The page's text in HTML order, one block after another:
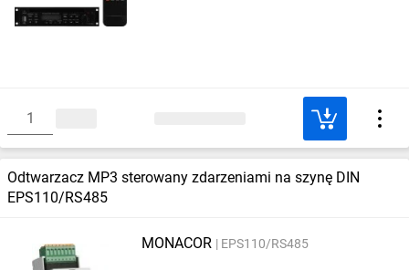
Odtwarzacz MP3 sterowany zdarzeniami na szynę DIN
EPS110/RS485
MONACOR EPS110/RS485